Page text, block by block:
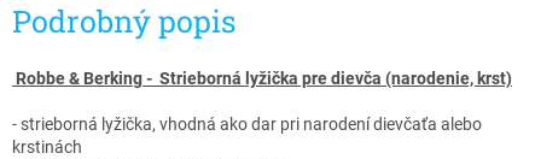
Podrobný popis
Robbe & Berking - Strieborná lyžička pre dievča (narodenie, krst)​
- strieborná lyžička, vhodná ako dar pri narodení dievčaťa alebo
krstinách